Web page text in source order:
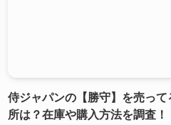
侍ジャパンの【勝守】を売って
所は？在庫や購入方法を調査！